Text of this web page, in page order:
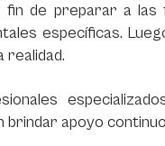
fin de preparar a
específicas.
realidad.
apoyo